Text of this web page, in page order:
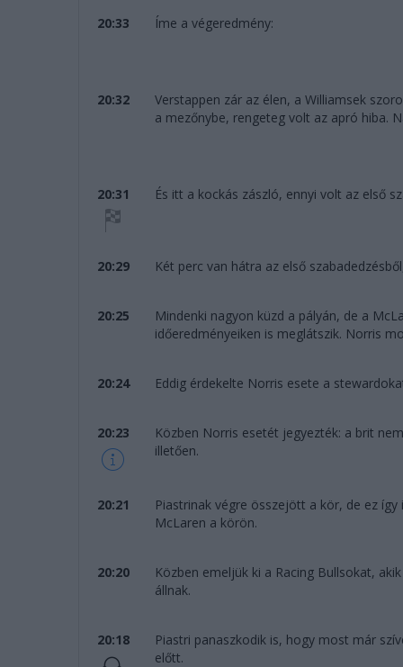
20:33 Íme a végeredmény:
20:32
Verstappen zár az élen, a Williamsek
a mezőnybe, rengeteg volt az apró hiba.
20:31 És itt a kockás zászló, ennyi volt az első
20:29 Két perc van hátra az első
20:25
Mindenki nagyon küzd a pályán, de a
időeredményeiken is meglátszik. Norris
20:24 Eddig érdekelte Norris esete a
20:23
Közben Norris esetét jegyezték: a brit
illetően.
20:21
Piastrinak végre összejött a kör, de ez így
McLaren a körön.
20:20
Közben emeljük ki a Racing Bullsokat,
állnak.
20:18
Piastri panaszkodik is, hogy most már
előtt.